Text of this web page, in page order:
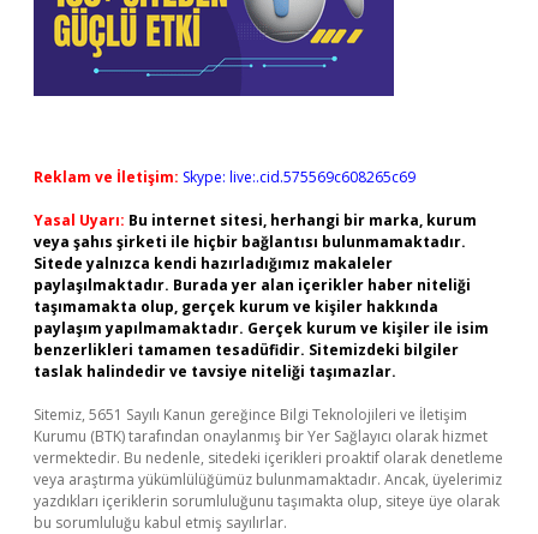
Reklam ve İletişim: Skype: live:.cid.575569c608265c69
Yasal Uyarı: Bu internet sitesi, herhangi bir marka, kurum
veya şahıs şirketi ile hiçbir bağlantısı bulunmamaktadır.
Sitede yalnızca kendi hazırladığımız makaleler
paylaşılmaktadır. Burada yer alan içerikler haber niteliği
taşımamakta olup, gerçek kurum ve kişiler hakkında
paylaşım yapılmamaktadır. Gerçek kurum ve kişiler ile isim
benzerlikleri tamamen tesadüfidir. Sitemizdeki bilgiler
taslak halindedir ve tavsiye niteliği taşımazlar.
Sitemiz, 5651 Sayılı Kanun gereğince Bilgi Teknolojileri ve İletişim
Kurumu (BTK) tarafından onaylanmış bir Yer Sağlayıcı olarak hizmet
vermektedir. Bu nedenle, sitedeki içerikleri proaktif olarak denetleme
veya araştırma yükümlülüğümüz bulunmamaktadır. Ancak, üyelerimiz
yazdıkları içeriklerin sorumluluğunu taşımakta olup, siteye üye olarak
bu sorumluluğu kabul etmiş sayılırlar.